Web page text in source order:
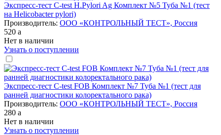
Экспресс-тест C-test H.Pylori Ag Комплект №5 Туба №1 (тест
на Helicobacter pylori)
Производитель: ООО «КОНТРОЛЬНЫЙ ТЕСТ», Россия
520 a
Нет в наличии
Узнать о поступлении
Экспресс-тест C-test FOB Комплект №7 Туба №1 (тест для
ранней диагностики колоректального рака)
Производитель: ООО «КОНТРОЛЬНЫЙ ТЕСТ», Россия
280 a
Нет в наличии
Узнать о поступлении